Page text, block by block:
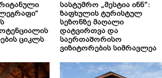
ციკლს
სასტუმრო „მესტია ინნ“:
ზაფხულის ტურისტულ
სეზონზე მაღალი
დატვირთვა და
საერთაშორისო
ვიზიტორების სიმრავლეა